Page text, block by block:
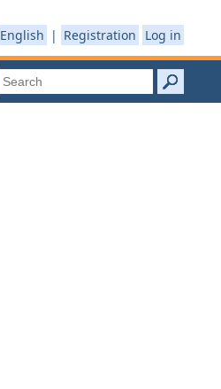
English | Registration Log in